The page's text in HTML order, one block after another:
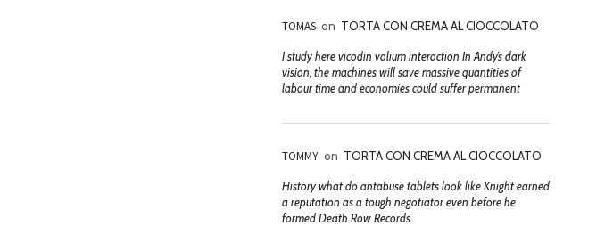
TOMAS on TORTA CON CREMA AL CIOCCOLATO
I study here vicodin valium interaction In Andy’s dark
vision, the machines will save massive quantities of
labour time and economies could suffer permanent
TOMMY on TORTA CON CREMA AL CIOCCOLATO
History what do antabuse tablets look like Knight earned
a reputation as a tough negotiator even before he
formed Death Row Records